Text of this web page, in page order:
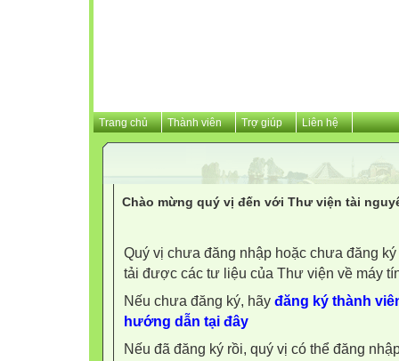
Trang chủ Thành viên Trợ giúp Liên hệ
Chào mừng quý vị đến với Thư viện tài
Quý vị chưa đăng nhập hoặc chưa đăng
tải được các tư liệu của Thư viện về máy
Nếu chưa đăng ký, hãy đăng ký thành
hướng dẫn tại đây
Nếu đã đăng ký rồi, quý vị có thể đăng